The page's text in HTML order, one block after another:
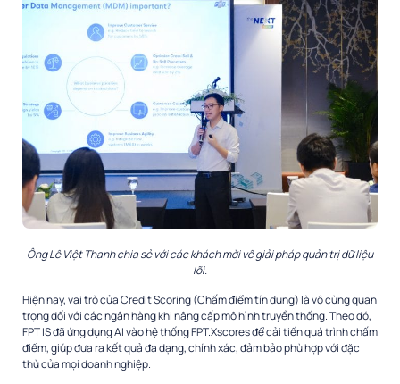
Ông Lê Việt Thanh chia sẻ với các khách mời về giải pháp quản trị dữ liệu
lõi.
Hiện nay, vai trò của Credit Scoring (Chấm điểm tín dụng) là vô cùng quan
trọng đối với các ngân hàng khi nâng cấp mô hình truyền thống. Theo đó,
FPT IS đã ứng dụng AI vào hệ thống FPT.Xscores để cải tiến quá trình chấm
điểm, giúp đưa ra kết quả đa dạng, chính xác, đảm bảo phù hợp với đặc
thù của mọi doanh nghiệp.